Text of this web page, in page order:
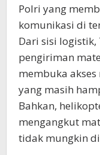
Polri yang
komunikasi di
Dari sisi
pengiriman
membuka
yang masih
Bahkan,
mengangkut
tidak mungkin